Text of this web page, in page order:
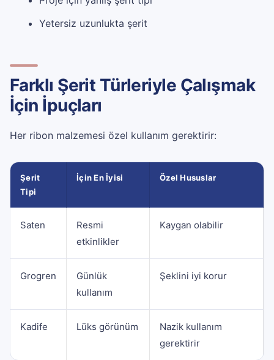
Yetersiz uzunlukta şerit
Farklı Şerit Türleriyle Çalışmak
İçin İpuçları
Her ribon malzemesi özel kullanım gerektirir:
Şerit
Tipi
İçin En İyisi Özel Hususlar
Saten
Resmi
etkinlikler
Kaygan olabilir
Grogren
Günlük
kullanım
Şeklini iyi korur
Kadife Lüks görünüm
Nazik kullanım
gerektirir